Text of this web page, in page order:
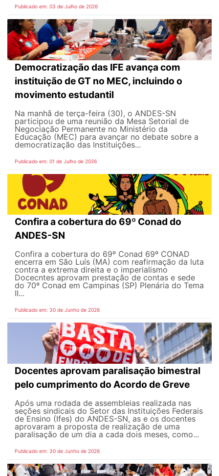
Publicado em: 03 de Julho de 2026
Democratização das IFE avança com
instituição de GT no MEC, incluindo o
movimento estudantil
Na manhã de terça-feira (30), o ANDES-SN
participou de uma reunião da Mesa Setorial de
Negociação Permanente no Ministério da
Educação (MEC) para avançar no debate sobre a
democratização das Instituições...
Publicado em: 01 de Julho de 2026
Confira a cobertura do 69º Conad do
ANDES-SN
Confira a cobertura do 69º Conad 69º CONAD
encerra em São Luís (MA) com reafirmação da luta
contra a extrema direita e o imperialismo
Docecntes aprovam prestação de contas e sede
do 70º Conad em Campinas (SP) Plenária do Tema
II...
Publicado em: 30 de Junho de 2026
Docentes aprovam paralisação bimestral
pelo cumprimento do Acordo de Greve
Após uma rodada de assembleias realizada nas
seções sindicais do Setor das Instituições Federais
de Ensino (Ifes) do ANDES-SN, as e os docentes
aprovaram a proposta de realização de uma
paralisação de um dia a cada dois meses, como...
Publicado em: 30 de Junho de 2026